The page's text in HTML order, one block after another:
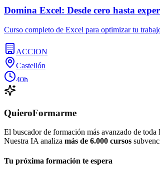
Domina Excel: Desde cero hasta
Curso completo de Excel para optimizar tu
ACCION
Castellón
40h
QuieroFormarme
El buscador de formación más avanzado de toda
Nuestra IA analiza más de 6.000 cursos
Tu próxima formación te espera